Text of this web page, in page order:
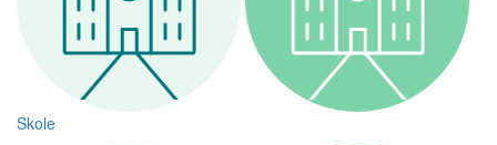
Skole